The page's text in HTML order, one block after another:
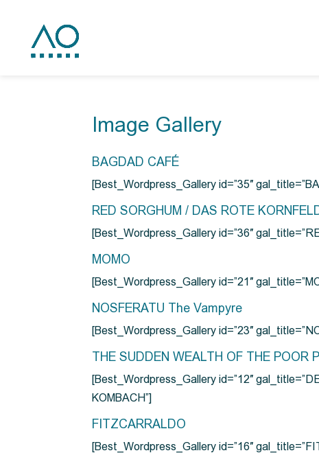
Image Gallery
BAGDAD CAFÉ
[Best_Wordpress_Gallery id=”35″
RED SORGHUM / DAS ROTE
[Best_Wordpress_Gallery id=”36″
MOMO
[Best_Wordpress_Gallery id=”21″
NOSFERATU The Vampyre
[Best_Wordpress_Gallery id=”23″
THE SUDDEN WEALTH OF THE POOR
[Best_Wordpress_Gallery id=”12″
KOMBACH”]
FITZCARRALDO
[Best_Wordpress_Gallery id=”16″